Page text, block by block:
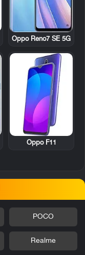
Oppo Reno7 SE 5G
Oppo F11
POCO
Realme